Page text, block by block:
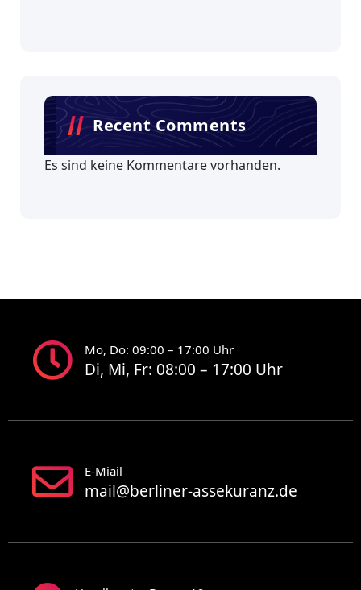
Recent Comments
Es sind keine Kommentare vorhanden.
Mo, Do: 09:00 – 17:00 Uhr
Di, Mi, Fr: 08:00 – 17:00 Uhr
E-Miail
mail@berliner-assekuranz.de